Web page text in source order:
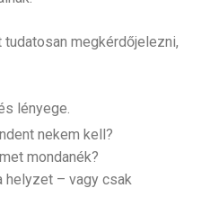
megkérdőjelezni,
lényege.
nekem kell?
mondanék?
helyzet – vagy csak